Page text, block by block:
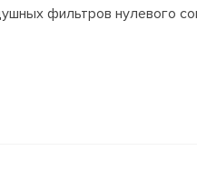
фильтров нулевого